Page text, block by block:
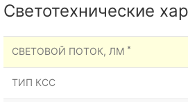
Светотехнические
СВЕТОВОЙ ПОТОК, ЛМ *
ТИП КСС